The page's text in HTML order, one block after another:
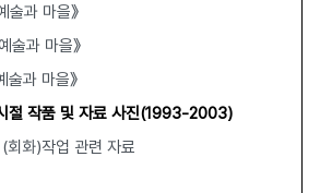
술과 마을》
술과 마을》
술과 마을》
절 작품 및 자료 사진(1993-2003)
화)작업 관련 자료